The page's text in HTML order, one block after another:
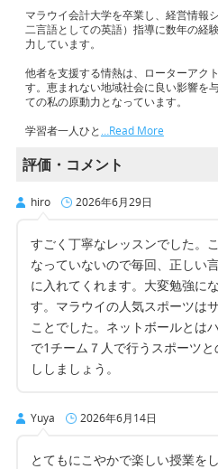
マラウイ会計大学を卒業し、経営情報
二言語としての英語）指導に数年の経
力しています。
他者を支援する情熱は、ローターアク
す。恵まれない地域社会に良い影響を
ての私の原動力となっています。
学習者一人ひと …Read More
評価・コメント
hiro 2026年6月29日
すごく丁寧なレッスンでした。
なっていないので毎回、正しい
に入れてくれます。大変勉強に
す。マラウイの人気スポーツは
ことでした。ネットボールとは
で1チーム７人で行うスポーツ
ししましょう。
Yuya 2026年6月14日
とてもにこやかで楽しい授業を